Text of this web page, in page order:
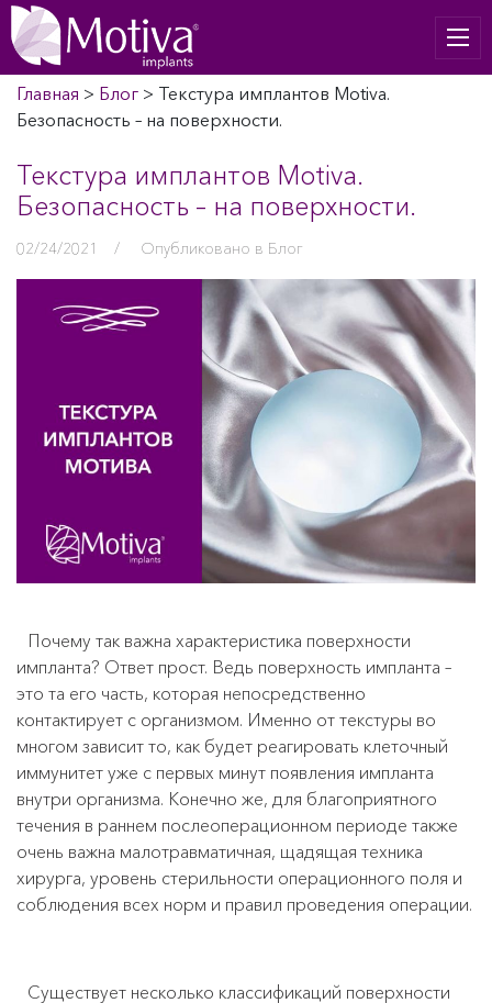
Главная > Блог > Текстура имплантов Motiva.
Безопасность – на поверхности.
Текстура имплантов Motiva.
Безопасность – на поверхности.
02/24/2021 / Опубликовано в Блог
Почему так важна характеристика поверхности
импланта? Ответ прост. Ведь поверхность импланта –
это та его часть, которая непосредственно
контактирует с организмом. Именно от текстуры во
многом зависит то, как будет реагировать клеточный
иммунитет уже с первых минут появления импланта
внутри организма. Конечно же, для благоприятного
течения в раннем послеоперационном периоде также
очень важна малотравматичная, щадящая техника
хирурга, уровень стерильности операционного поля и
соблюдения всех норм и правил проведения операции.
Существует несколько классификаций поверхности